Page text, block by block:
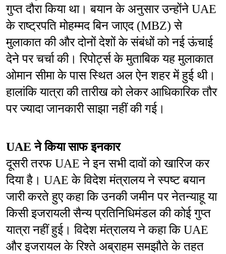
गुप्त दौरा किया था। बयान के अनुसार उन्होंने UAE
के राष्ट्रपति मोहम्मद बिन जाएद (MBZ) से
मुलाकात की और दोनों देशों के संबंधों को नई ऊंचाई
देने पर चर्चा की। रिपोर्ट्स के मुताबिक यह मुलाकात
ओमान सीमा के पास स्थित अल ऐन शहर में हुई थी।
हालांकि यात्रा की तारीख को लेकर आधिकारिक तौर
पर ज्यादा जानकारी साझा नहीं की गई।
UAE ने किया साफ इनकार
दूसरी तरफ UAE ने इन सभी दावों को खारिज कर
दिया है। UAE के विदेश मंत्रालय ने स्पष्ट बयान
जारी करते हुए कहा कि उनकी जमीन पर नेतन्याहू या
किसी इजरायली सैन्य प्रतिनिधिमंडल की कोई गुप्त
यात्रा नहीं हुई। विदेश मंत्रालय ने कहा कि UAE
और इजरायल के रिश्ते अब्राहम समझौते के तहत